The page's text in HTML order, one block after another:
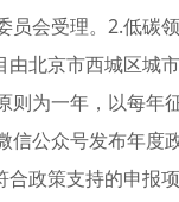
员会受理。2.低碳
北京市西城区城
则为一年，以每
信公众号发布年
政策支持的申报